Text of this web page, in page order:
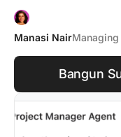
Manasi Nair
Bangun